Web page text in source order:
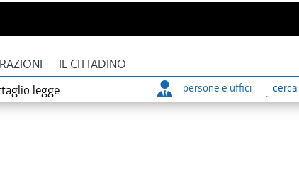
IL CITTADINO
legge persone e uffici
Ricerca